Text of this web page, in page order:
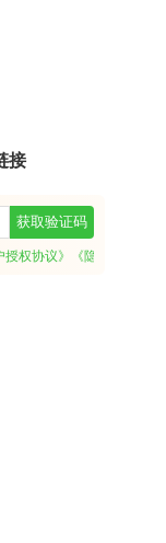
接
获取验证码
授权协议》 《隐私政策》